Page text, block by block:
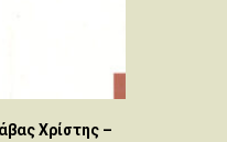
Χρίστης –